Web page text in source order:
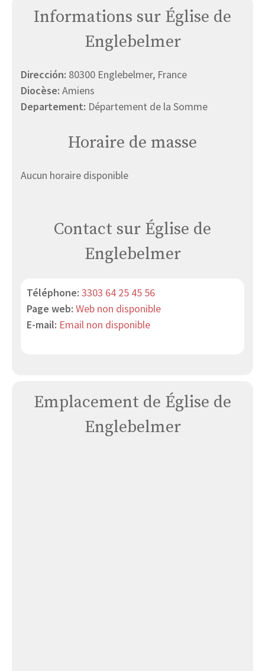
Informations sur Église de
Englebelmer
Dirección: 80300 Englebelmer, France
Diocèse: Amiens
Departement: Département de la Somme
Horaire de masse
Aucun horaire disponible
Contact sur Église de
Englebelmer
Téléphone: 3303 64 25 45 56
Page web: Web non disponible
E-mail: Email non disponible
Emplacement de Église de
Englebelmer